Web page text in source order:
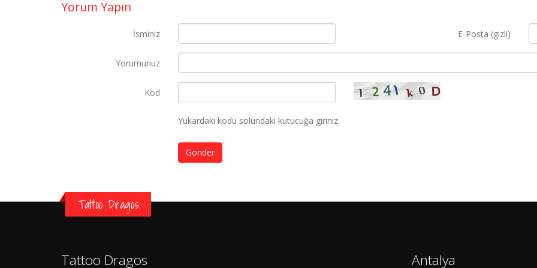
Yorum Yapın
İsminiz E-Posta (gizli)
Yorumunuz
Kod
Yukardaki kodu solundaki kutucuğa giriniz.
Gönder
Tattoo Dragos
Tattoo Dragos Antalya